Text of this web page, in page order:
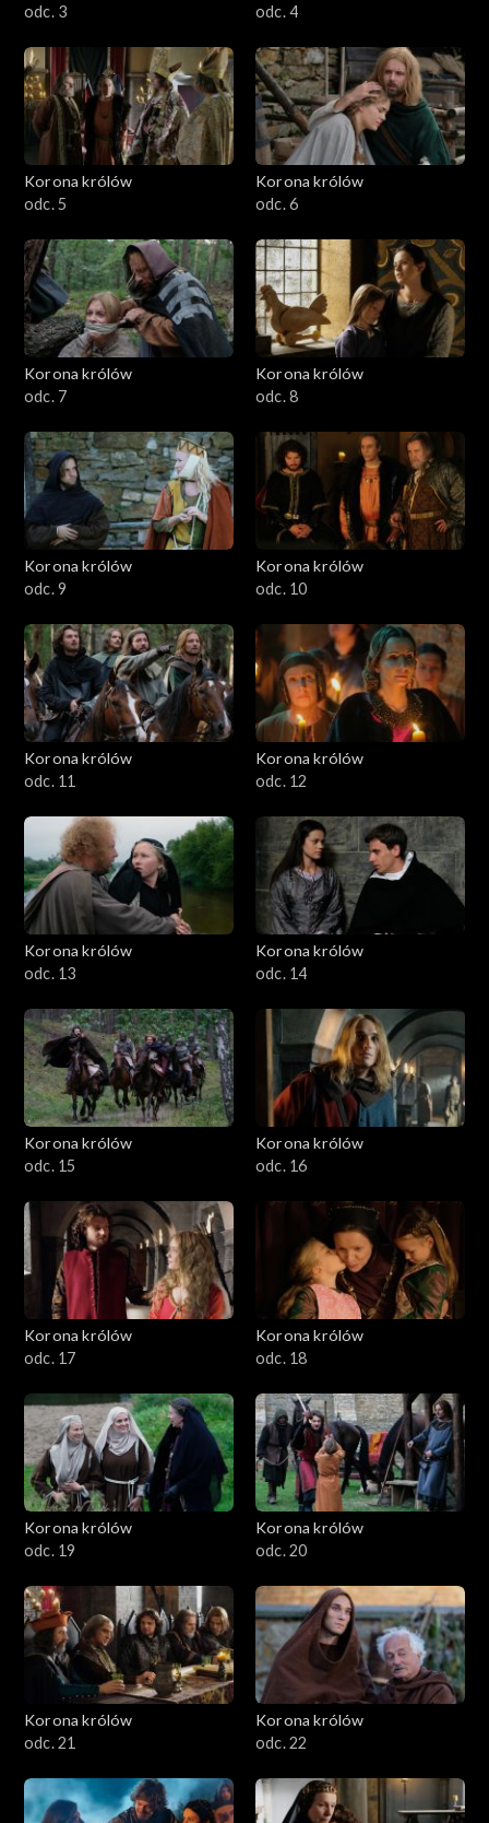
odc. 3
odc. 4
Korona królów
odc. 5
Korona królów
odc. 6
Korona królów
odc. 7
Korona królów
odc. 8
Korona królów
odc. 9
Korona królów
odc. 10
Korona królów
odc. 11
Korona królów
odc. 12
Korona królów
odc. 13
Korona królów
odc. 14
Korona królów
odc. 15
Korona królów
odc. 16
Korona królów
odc. 17
Korona królów
odc. 18
Korona królów
odc. 19
Korona królów
odc. 20
Korona królów
odc. 21
Korona królów
odc. 22